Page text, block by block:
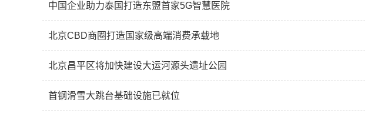
中国企业助力泰国打造东盟首家5G智慧医院
北京CBD商圈打造国家级高端消费承载地
北京昌平区将加快建设大运河源头遗址公园
首钢滑雪大跳台基础设施已就位